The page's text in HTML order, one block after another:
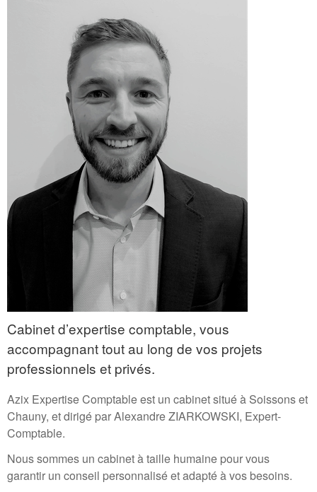
Cabinet d’expertise comptable, vous
accompagnant tout au long de vos projets
professionnels et privés.
Azix Expertise Comptable est un cabinet situé à Soissons et
Chauny, et dirigé par Alexandre ZIARKOWSKI, Expert-
Comptable.
Nous sommes un cabinet à taille humaine pour vous
garantir un conseil personnalisé et adapté à vos besoins.